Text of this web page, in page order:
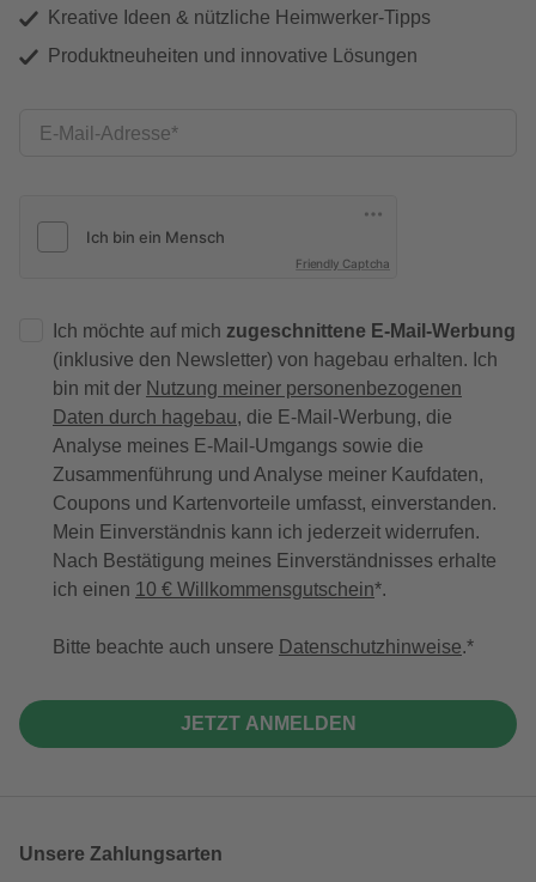
Kreative Ideen & nützliche Heimwerker-Tipps
Produktneuheiten und innovative Lösungen
E-Mail-Adresse
Friendly Captcha
Ich möchte auf mich zugeschnittene E-Mail-Werbung
(inklusive den Newsletter) von hagebau erhalten. Ich
bin mit der Nutzung meiner personenbezogenen
Daten durch hagebau, die E-Mail-Werbung, die
Analyse meines E-Mail-Umgangs sowie die
Zusammenführung und Analyse meiner Kaufdaten,
Coupons und Kartenvorteile umfasst, einverstanden.
Mein Einverständnis kann ich jederzeit widerrufen.
Nach Bestätigung meines Einverständnisses erhalte
ich einen 10 € Willkommensgutschein*.
Bitte beachte auch unsere Datenschutzhinweise.
JETZT ANMELDEN
Unsere Zahlungsarten